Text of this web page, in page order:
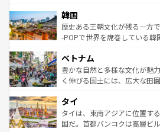
ワイを、存分に味わってほしい。 なお、新着のハワイ
はコンテンツ一覧を参照して
いる。アクティビティも充実
ビング、ハイキングなど、ア
い。オーストラリアの多彩な
参照してほしい。
ン）、静ひつな山岳地帯であ
と山間の静けさが共存してお
驚きをもたらしてくれる。ま
容にもいいと評判のスイーツ
が味わえる。 なお、新着
照してほしい。
韓国
歴史ある王朝文化が残る一方
-POPで世界を席巻している韓
き、地方に足を延ばせば四季
できる。そして、キムチや焼
まで、さまざまな韓国料理が
リティに包まれながら、韓国
わってみてほし
覧を参照してほしい。
ベトナム
豊かな自然と多様な文化が魅
く伸びる国土には、広大な田
急速な発展と共に伝統が息づ
ーチミン市のフランス統治時
醸し出している。また、バラ
タイ
タイは、東南アジアに位置す
国だ。首都バンコクは高層ビ